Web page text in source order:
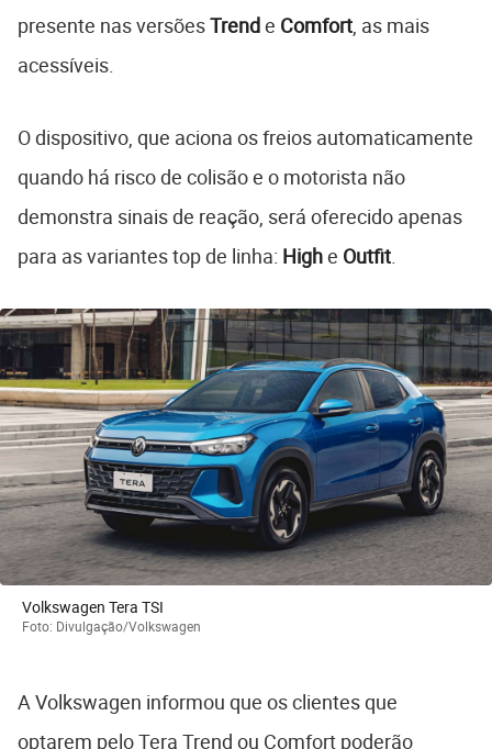
presente nas versõesTrende Comfort , as mais
acessíveis.
O dispositivo, que aciona os freios automaticamente
quando há risco de colisão e o motorista não
demonstra sinais de reação, será oferecido apenas
para as variantes top de linha: Highe Outfit
Volkswagen Tera TSI
Foto: Divulgação/Volkswagen
A Volkswagen informou que os clientes que
optarem pelo Tera Trend ou Comfort poderão